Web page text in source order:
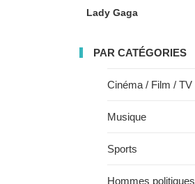
Lady Gaga
PAR CATÉGORIES
Cinéma / Film / TV
Musique
Sports
Hommes politiques